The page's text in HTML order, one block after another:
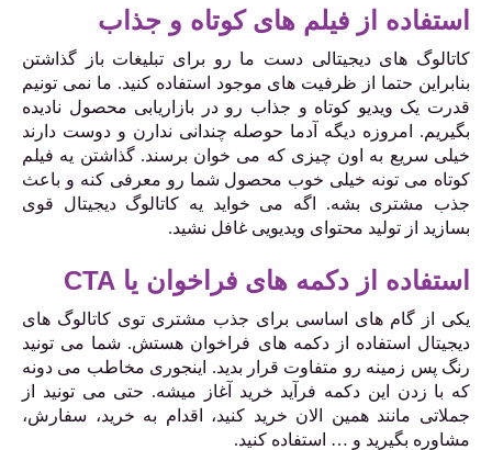
استفاده از فیلم های کوتاه و جذاب
کاتالوگ های دیجیتالی دست ما رو برای تبلیغات باز گذاشتن
بنابراین حتما از ظرفیت های موجود استفاده کنید. ما نمی تونیم
قدرت یک ویدیو کوتاه و جذاب رو در بازاریابی محصول نادیده
بگیریم. امروزه دیگه آدما حوصله چندانی ندارن و دوست دارند
خیلی سریع به اون چیزی که می خوان برسند. گذاشتن یه فیلم
کوتاه می تونه خیلی خوب محصول شما رو معرفی کنه و باعث
جذب مشتری بشه. اگه می خواید یه کاتالوگ دیجیتال قوی
بسازید از تولید محتوای ویدیویی غافل نشید.
استفاده از دکمه های فراخوان یا CTA
یکی از گام های اساسی برای جذب مشتری توی کاتالوگ های
دیجیتال استفاده از دکمه های فراخوان هستش. شما می تونید
رنگ پس زمینه رو متفاوت قرار بدید. اینجوری مخاطب می دونه
که با زدن این دکمه فرآید خرید آغاز میشه. حتی می تونید از
جملاتی مانند همین الان خرید کنید، اقدام به خرید، سفارش،
مشاوره بگیرید و … استفاده کنید.